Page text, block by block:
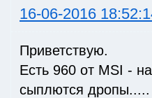
16-06-2016
Приветствую.
Есть 960 от MSI -
сыплются дропы.....